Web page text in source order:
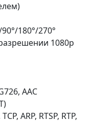
180°/270°
1080p
AAC
ARP, RTSP, RTP,